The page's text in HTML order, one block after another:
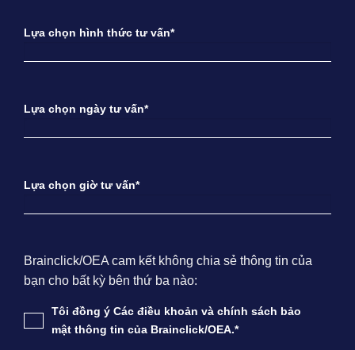
Lựa chọn hình thức tư vấn*
Lựa chọn ngày tư vấn*
Lựa chọn giờ tư vấn*
Brainclick/OEA cam kết không chia sẻ thông tin của
bạn cho bất kỳ bên thứ ba nào:
Tôi đồng ý Các điều khoản và chính sách bảo
mật thông tin của Brainclick/OEA.*